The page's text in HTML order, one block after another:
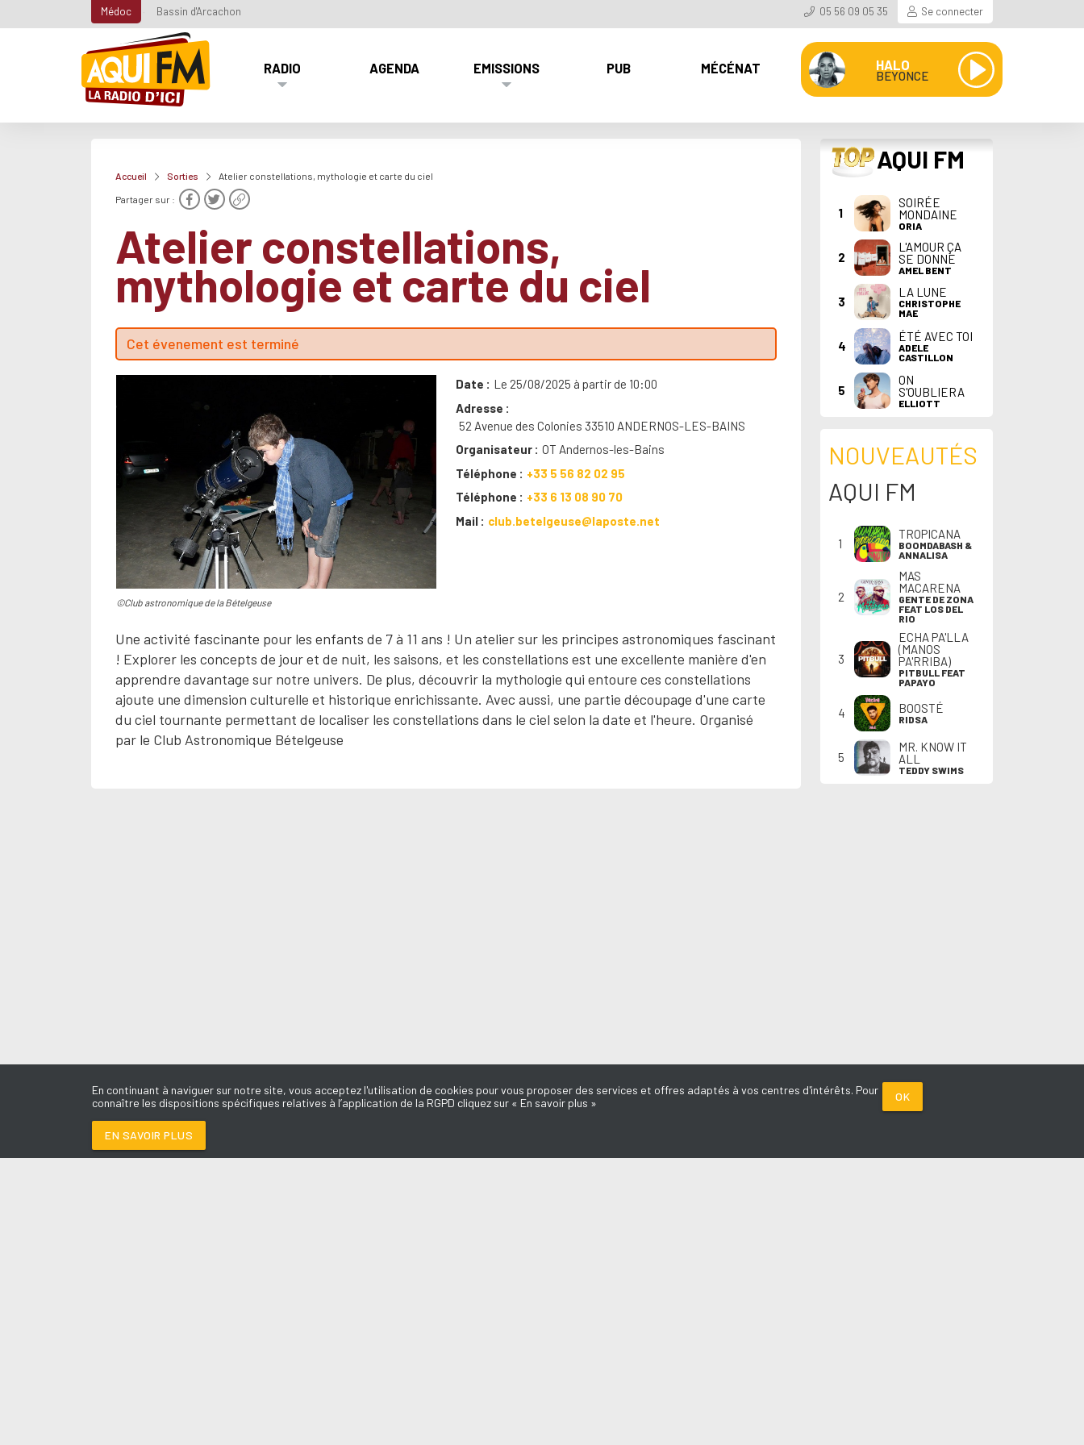
Médoc Bassin d'Arcachon 05 56 09 05 35 Se connecter
RADIO AGENDA EMISSIONS PUB MÉCÉNAT HALO
BEYONCE
Accueil Sorties Atelier constellations, mythologie et carte du ciel
Partager sur :
Atelier constellations,
mythologie et carte du ciel
Cet évenement est terminé
©Club astronomique de la Bételgeuse
Date
Le 25/08/2025 à partir de 10:00
Adresse
52 Avenue des Colonies 33510 ANDERNOS-LES-BAINS
Organisateur
OT Andernos-les-Bains
Téléphone
+33 5 56 82 02 95
Téléphone
+33 6 13 08 90 70
Mail
club.betelgeuse@laposte.net
Une activité fascinante pour les enfants de 7 à 11 ans ! Un atelier sur les principes astronomiques fascinant
! Explorer les concepts de jour et de nuit, les saisons, et les constellations est une excellente manière d'en
apprendre davantage sur notre univers. De plus, découvrir la mythologie qui entoure ces constellations
ajoute une dimension culturelle et historique enrichissante. Avec aussi, une partie découpage d'une carte
du ciel tournante permettant de localiser les constellations dans le ciel selon la date et l'heure. Organisé
par le Club Astronomique Bételgeuse
TOP AQUI FM
1
SOIRÉE
MONDAINE
ORIA
2
L'AMOUR ÇA
SE DONNE
AMEL BENT
3
LA LUNE
CHRISTOPHE
MAE
4
ÉTÉ AVEC TOI
ADELE
CASTILLON
5
ON
S'OUBLIERA
ELLIOTT
NOUVEAUTÉS
AQUI FM
1
TROPICANA
BOOMDABASH &
ANNALISA
2
MAS
MACARENA
GENTE DE ZONA
FEAT LOS DEL
RIO
3
ECHA PA'LLA
(MANOS
PA'RRIBA)
PITBULL FEAT
PAPAYO
4 BOOSTÉ
RIDSA
5
MR. KNOW IT
ALL
TEDDY SWIMS
En continuant à naviguer sur notre site, vous acceptez l'utilisation de cookies pour vous proposer des services et offres adaptés à vos centres d'intérêts. Pour
connaître les dispositions spécifiques relatives à l’application de la RGPD cliquez sur « En savoir plus »
OK
EN SAVOIR PLUS